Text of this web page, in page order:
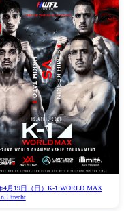
4月19日（日）K-1 WORLD MAX
Utrecht